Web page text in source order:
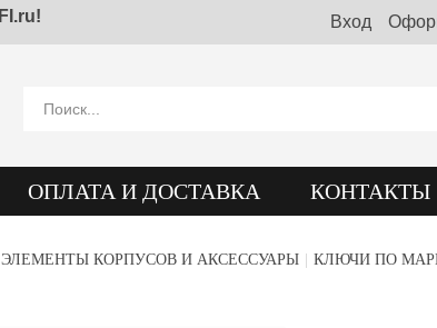
Вход
ОПЛАТА И ДОСТАВКА КОНТАКТЫ
КОРПУСОВ И АКСЕССУАРЫ КЛЮЧИ ПО